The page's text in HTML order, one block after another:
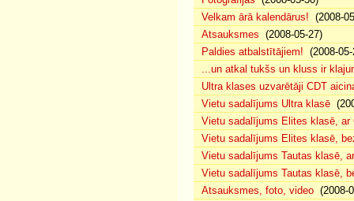
Velkam ārā kalendārus! (2008-
Atsauksmes (2008-05-27)
Paldies atbalstītājiem! (2008-
...un atkal tukšs un kluss ir
Ultra klases uzvarētāji CDT
Vietu sadalījums Ultra klasē
Vietu sadalījums Elites klasē, ar
Vietu sadalījums Elites klasē,
Vietu sadalījums Tautas klasē,
Vietu sadalījums Tautas klasē,
Atsauksmes, foto, video (2008-